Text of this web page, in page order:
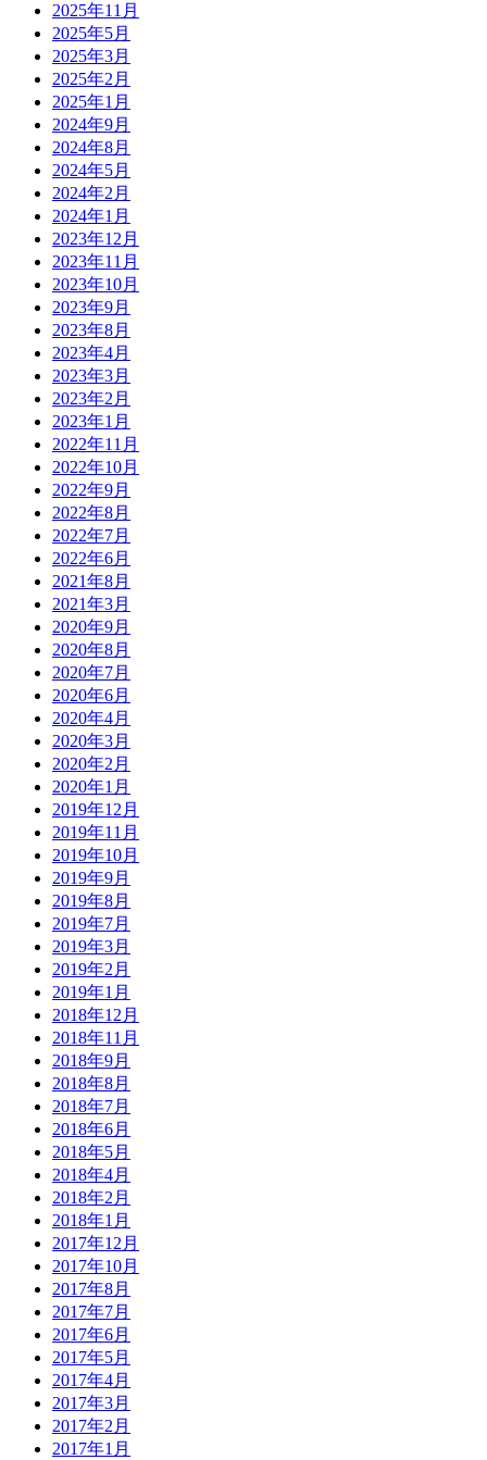
2025年11月
2025年5月
2025年3月
2025年2月
2025年1月
2024年9月
2024年8月
2024年5月
2024年2月
2024年1月
2023年12月
2023年11月
2023年10月
2023年9月
2023年8月
2023年4月
2023年3月
2023年2月
2023年1月
2022年11月
2022年10月
2022年9月
2022年8月
2022年7月
2022年6月
2021年8月
2021年3月
2020年9月
2020年8月
2020年7月
2020年6月
2020年4月
2020年3月
2020年2月
2020年1月
2019年12月
2019年11月
2019年10月
2019年9月
2019年8月
2019年7月
2019年3月
2019年2月
2019年1月
2018年12月
2018年11月
2018年9月
2018年8月
2018年7月
2018年6月
2018年5月
2018年4月
2018年2月
2018年1月
2017年12月
2017年10月
2017年8月
2017年7月
2017年6月
2017年5月
2017年4月
2017年3月
2017年2月
2017年1月